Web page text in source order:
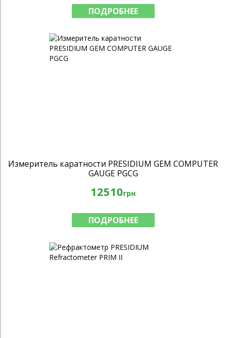
ПОДРОБНЕЕ
Измеритель каратности PRESIDIUM GEM COMPUTER
GAUGE PGCG
12510грн
ПОДРОБНЕЕ